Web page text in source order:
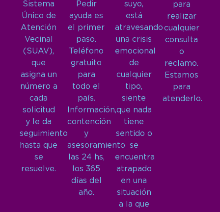
Sistema
Único de
Atención
Vecinal
(SUAV),
que
asigna un
número a
cada
solicitud
y le da
seguimiento
hasta que
se
resuelve.
Pedir
ayuda es
el primer
paso.
Teléfono
gratuito
para
todo el
país.
Información,
contención
y
asesoramiento
las 24 hs,
los 365
días del
año.
suyo,
está
atravesando
una crisis
emocional
de
cualquier
tipo,
siente
que nada
tiene
sentido o
se
encuentra
atrapado
en una
situación
a la que
para
realizar
cualquier
consulta
o
reclamo.
Estamos
para
atenderlo.